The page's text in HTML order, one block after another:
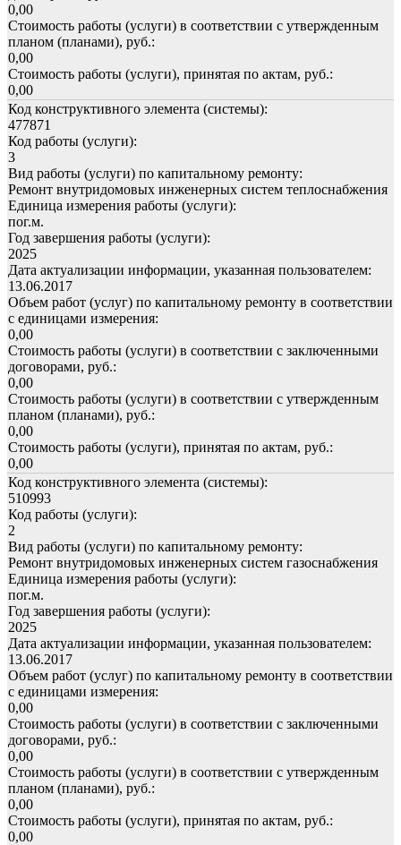
0,00
Стоимость работы (услуги) в соответствии с утвержденным
планом (планами), руб.:
0,00
Стоимость работы (услуги), принятая по актам, руб.:
0,00
Код конструктивного элемента (системы):
477871
Код работы (услуги):
3
Вид работы (услуги) по капитальному ремонту:
Ремонт внутридомовых инженерных систем теплоснабжения
Единица измерения работы (услуги):
пог.м.
Год завершения работы (услуги):
2025
Дата актуализации информации, указанная пользователем:
13.06.2017
Объем работ (услуг) по капитальному ремонту в соответствии
с единицами измерения:
0,00
Стоимость работы (услуги) в соответствии с заключенными
договорами, руб.:
0,00
Стоимость работы (услуги) в соответствии с утвержденным
планом (планами), руб.:
0,00
Стоимость работы (услуги), принятая по актам, руб.:
0,00
Код конструктивного элемента (системы):
510993
Код работы (услуги):
2
Вид работы (услуги) по капитальному ремонту:
Ремонт внутридомовых инженерных систем газоснабжения
Единица измерения работы (услуги):
пог.м.
Год завершения работы (услуги):
2025
Дата актуализации информации, указанная пользователем:
13.06.2017
Объем работ (услуг) по капитальному ремонту в соответствии
с единицами измерения:
0,00
Стоимость работы (услуги) в соответствии с заключенными
договорами, руб.:
0,00
Стоимость работы (услуги) в соответствии с утвержденным
планом (планами), руб.:
0,00
Стоимость работы (услуги), принятая по актам, руб.:
0,00